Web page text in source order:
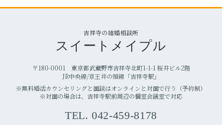
吉祥寺の結婚相談所
スイートメイプル
〒180-0001 東京都武蔵野市吉祥寺北町1-1-1 桜井ビル2階
JR中央線/京王井の頭線「吉祥寺駅」
※無料婚活カウンセリングと面談はオンラインと対面で行う（予約制）
※対面の場合は、吉祥寺駅前周辺の個室会議室で対応
TEL. 042-459-8178